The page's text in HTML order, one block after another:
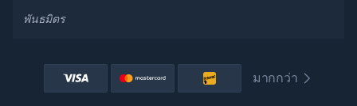
พันธมิตร
มากกว่า